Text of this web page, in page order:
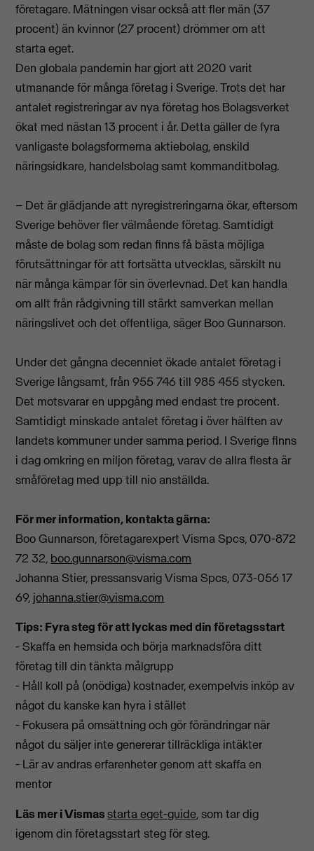
företagare. Mätningen visar också att fler män (37
procent) än kvinnor (27 procent) drömmer om att
starta eget.
Den globala pandemin har gjort att 2020 varit
utmanande för många företag i Sverige. Trots det har
antalet registreringar av nya företag hos Bolagsverket
ökat med nästan 13 procent i år. Detta gäller de fyra
vanligaste bolagsformerna aktiebolag, enskild
näringsidkare, handelsbolag samt kommanditbolag.
– Det är glädjande att nyregistreringarna ökar, eftersom
Sverige behöver fler välmående företag. Samtidigt
måste de bolag som redan finns få bästa möjliga
förutsättningar för att fortsätta utvecklas, särskilt nu
när många kämpar för sin överlevnad. Det kan handla
om allt från rådgivning till stärkt samverkan mellan
näringslivet och det offentliga, säger Boo Gunnarson.
Under det gångna decenniet ökade antalet företag i
Sverige långsamt, från 955 746 till 985 455 stycken.
Det motsvarar en uppgång med endast tre procent.
Samtidigt minskade antalet företag i över hälften av
landets kommuner under samma period. I Sverige finns
i dag omkring en miljon företag, varav de allra flesta är
småföretag med upp till nio anställda.
För mer information, kontakta gärna:
Boo Gunnarson, företagarexpert Visma Spcs, 070-872
72 32, boo.gunnarson@visma.com
Johanna Stier, pressansvarig Visma Spcs, 073-056 17
69, johanna.stier@visma.com
Tips: Fyra steg för att lyckas med din företagsstart
- Skaffa en hemsida och börja marknadsföra ditt
företag till din tänkta målgrupp
- Håll koll på (onödiga) kostnader, exempelvis inköp av
något du kanske kan hyra i stället
- Fokusera på omsättning och gör förändringar när
något du säljer inte genererar tillräckliga intäkter
- Lär av andras erfarenheter genom att skaffa en
mentor
Läs mer i Vismasstarta eget-guide, som tar dig
igenom din företagsstart steg för steg.